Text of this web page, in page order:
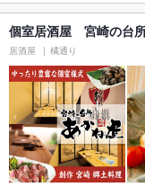
個室居酒屋 宮崎の台
居酒屋 橘通り